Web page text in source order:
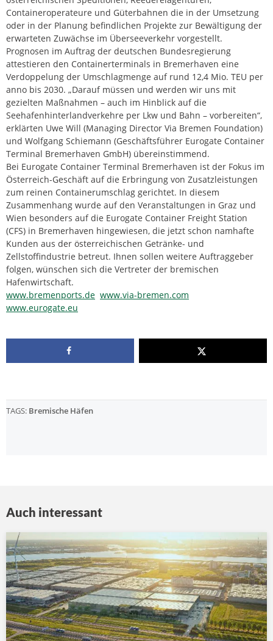
Containeroperateure und Güterbahnen die in der Umsetzung
oder in der Planung befindlichen Projekte zur Bewältigung der
erwarteten Zuwächse im Überseeverkehr vorgestellt.
Prognosen im Auftrag der deutschen Bundesregierung
attestieren den Containerterminals in Bremerhaven eine
Verdoppelung der Umschlagmenge auf rund 12,4 Mio. TEU per
anno bis 2030. „Darauf müssen und werden wir uns mit
gezielten Maßnahmen – auch im Hinblick auf die
Seehafenhinterlandverkehre per Lkw und Bahn – vorbereiten“,
erklärten Uwe Will (Managing Director Via Bremen Foundation)
und Wolfgang Schiemann (Geschäftsführer Eurogate Container
Terminal Bremerhaven GmbH) übereinstimmend.
Bei Eurogate Container Terminal Bremerhaven ist der Fokus im
Österreich-Geschäft auf die Erbringung von Zusatzleistungen
zum reinen Containerumschlag gerichtet. In diesem
Zusammenhang wurde auf den Veranstaltungen in Graz und
Wien besonders auf die Eurogate Container Freight Station
(CFS) in Bremerhaven hingewiesen, die jetzt schon namhafte
Kunden aus der österreichischen Getränke- und
Zellstoffindustrie betreut. Ihnen sollen weitere Auftraggeber
folgen, wünschen sich die Vertreter der bremischen
Hafenwirtschaft.
www.bremenports.de www.via-bremen.com
www.eurogate.eu
TAGS: Bremische Häfen
Auch interessant